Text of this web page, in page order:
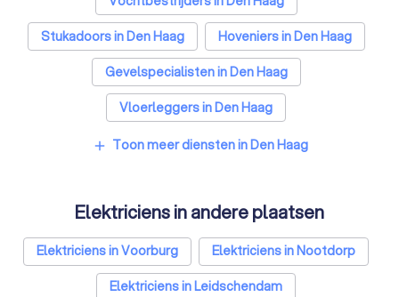
Stukadoors in Den Haag
Hoveniers in Den Haag
Gevelspecialisten in Den Haag
Vloerleggers in Den Haag
Isolatiebedrijven in Den Haag
Architecten in Den Haag
Zonwering specialisten in Den Haag
Badkamer installateurs in Den Haag
add Toon meer diensten in Den Haag
Elektriciens in andere plaatsen
Elektriciens in Voorburg
Elektriciens in Nootdorp
Elektriciens in Leidschendam